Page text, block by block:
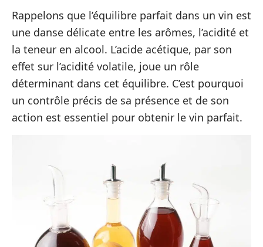
Rappelons que l’équilibre parfait dans un vin est
une danse délicate entre les arômes, l’acidité et
la teneur en alcool. L’acide acétique, par son
effet sur l’acidité volatile, joue un rôle
déterminant dans cet équilibre. C’est pourquoi
un contrôle précis de sa présence et de son
action est essentiel pour obtenir le vin parfait.